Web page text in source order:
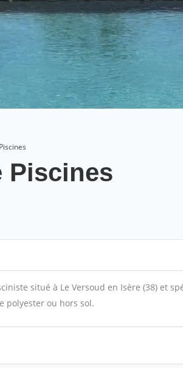
Piscines
situé à Le Versoud en Isère (38) et
polyester ou hors sol.